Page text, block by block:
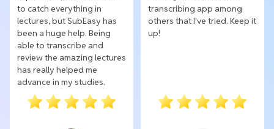
to catch everything in
lectures, but SubEasy has
been a huge help. Being
able to transcribe and
review the amazing lectures
has really helped me
advance in my studies.
transcribing app among
others that I've tried. Keep it
up!